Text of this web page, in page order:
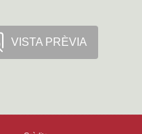
VISTA PRÈVIA